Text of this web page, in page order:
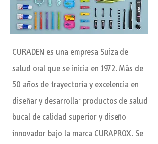
CURADEN es una empresa Suiza de
salud oral que se inicia en 1972. Más de
50 años de trayectoria y excelencia en
diseñar y desarrollar productos de salud
bucal de calidad superior y diseño
innovador bajo la marca CURAPROX. Se